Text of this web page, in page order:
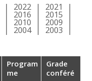
2022 2021
2016 2015
2010 2009
2004 2003
Program
me
Grade
conféré